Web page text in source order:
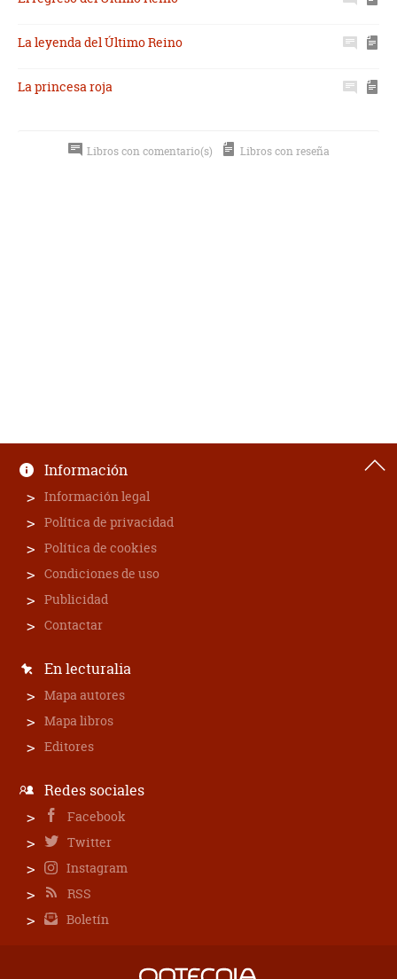
La leyenda del Último Reino
La princesa roja
Libros con comentario(s) Libros con reseña
Información
Información legal
Política de privacidad
Política de cookies
Condiciones de uso
Publicidad
Contactar
En lecturalia
Mapa autores
Mapa libros
Editores
Redes sociales
Facebook
Twitter
Instagram
RSS
Boletín